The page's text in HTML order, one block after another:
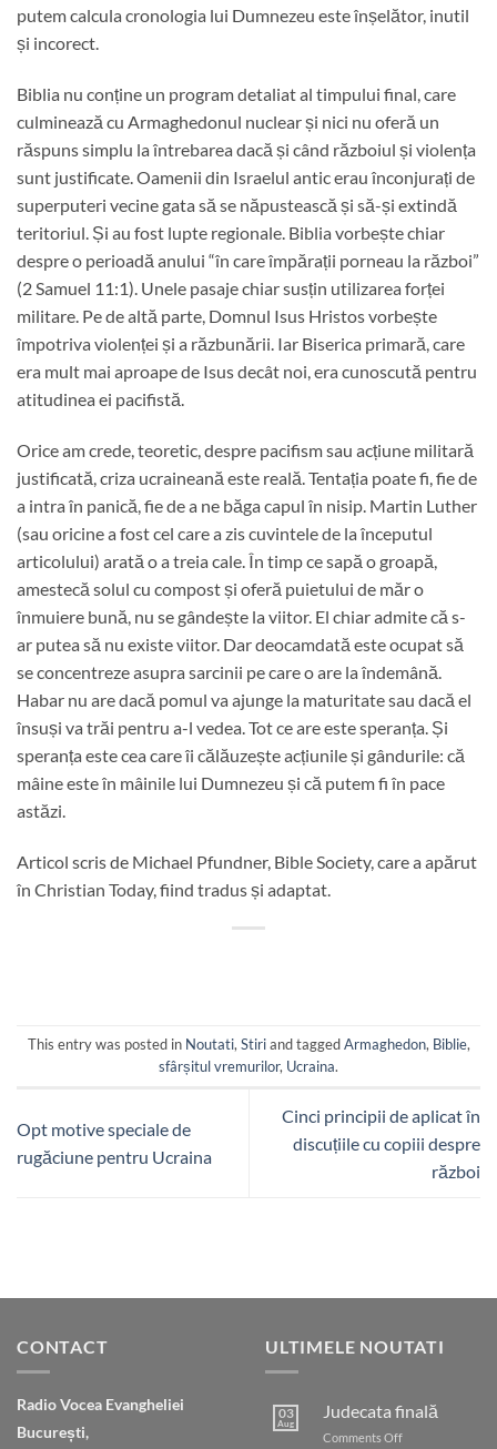
putem calcula cronologia lui Dumnezeu este înșelător, inutil
și incorect.
Biblia nu conține un program detaliat al timpului final, care
culminează cu Armaghedonul nuclear și nici nu oferă un
răspuns simplu la întrebarea dacă și când războiul și violența
sunt justificate. Oamenii din Israelul antic erau înconjurați de
superputeri vecine gata să se năpustească și să-și extindă
teritoriul. Și au fost lupte regionale. Biblia vorbește chiar
despre o perioadă anului “în care împărații porneau la război”
(2 Samuel 11:1). Unele pasaje chiar susțin utilizarea forței
militare. Pe de altă parte, Domnul Isus Hristos vorbește
împotriva violenței și a răzbunării. Iar Biserica primară, care
era mult mai aproape de Isus decât noi, era cunoscută pentru
atitudinea ei pacifistă.
Orice am crede, teoretic, despre pacifism sau acțiune militară
justificată, criza ucraineană este reală. Tentația poate fi, fie de
a intra în panică, fie de a ne băga capul în nisip. Martin Luther
(sau oricine a fost cel care a zis cuvintele de la începutul
articolului) arată o a treia cale. În timp ce sapă o groapă,
amestecă solul cu compost și oferă puietului de măr o
înmuiere bună, nu se gândește la viitor. El chiar admite că s-
ar putea să nu existe viitor. Dar deocamdată este ocupat să
se concentreze asupra sarcinii pe care o are la îndemână.
Habar nu are dacă pomul va ajunge la maturitate sau dacă el
însuși va trăi pentru a-l vedea. Tot ce are este speranța. Și
speranța este cea care îi călăuzește acțiunile și gândurile: că
mâine este în mâinile lui Dumnezeu și că putem fi în pace
astăzi.
Articol scris de Michael Pfundner, Bible Society, care a apărut
în Christian Today, fiind tradus și adaptat.
This entry was posted in Noutati, Stiriand taggedArmaghedon, Biblie,
sfârșitul vremurilor, Ucraina.
Opt motive speciale de
rugăciune pentru Ucraina
Cinci principii de aplicat în
discuțiile cu copiii despre
război
CONTACT
Radio Vocea Evangheliei
București,
ULTIMELE NOUTATI
03
Aug
Judecata finală
Comments Offon